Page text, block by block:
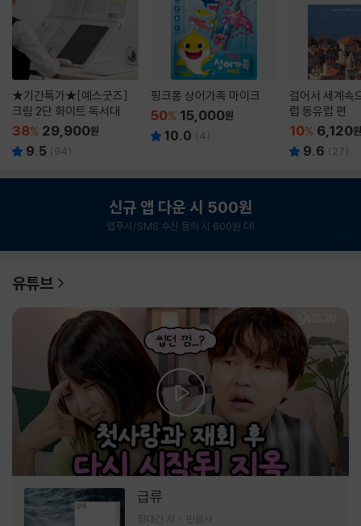
★기간특가★[예스굿즈]
크림 2단 화이트 독서대
38% 29,900원
9.5 (94)
핑크퐁 상어가족 마이크
50% 15,000원
10.0 (4)
걸어서 세계속
럽 동유럽 편
10% 6,120원
9.6 ( 27)
신규 앱 다운 시 500원
앱푸시/SMS 수신 동의 시 600원 더!
유튜브
급류
정대건 저 민음사